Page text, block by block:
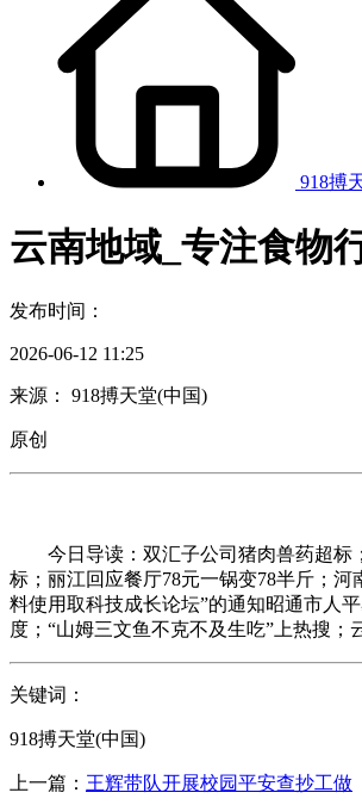
918搏
云南地域_专注食物
发布时间：
2026-06-12 11:25
来源： 918搏天堂(中国)
原创
今日导读：双汇子公司猪肉兽药超标；
标；丽江回应餐厅78元一锅变78半斤；
料使用取科技成长论坛”的通知昭通市人
度；“山姆三文鱼不克不及生吃”上热搜；
关键词：
918搏天堂(中国)
上一篇： 王辉带队开展校园平安查抄工做